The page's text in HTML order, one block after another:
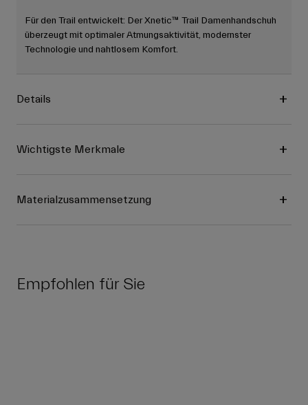
Für den Trail entwickelt: Der Xnetic™ Trail Damenhandschuh
überzeugt mit optimaler Atmungsaktivität, modernster
Technologie und nahtlosem Komfort.
Details
Wichtigste Merkmale
Materialzusammensetzung
Empfohlen für Sie